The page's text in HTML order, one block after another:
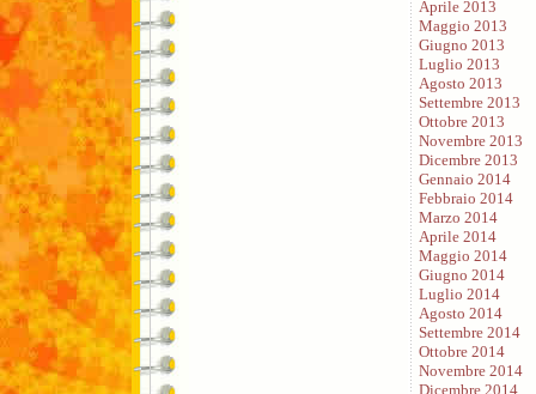
Aprile 2013
Maggio 2013
Giugno 2013
Luglio 2013
Agosto 2013
Settembre 2013
Ottobre 2013
Novembre 2013
Dicembre 2013
Gennaio 2014
Febbraio 2014
Marzo 2014
Aprile 2014
Maggio 2014
Giugno 2014
Luglio 2014
Agosto 2014
Settembre 2014
Ottobre 2014
Novembre 2014
Dicembre 2014